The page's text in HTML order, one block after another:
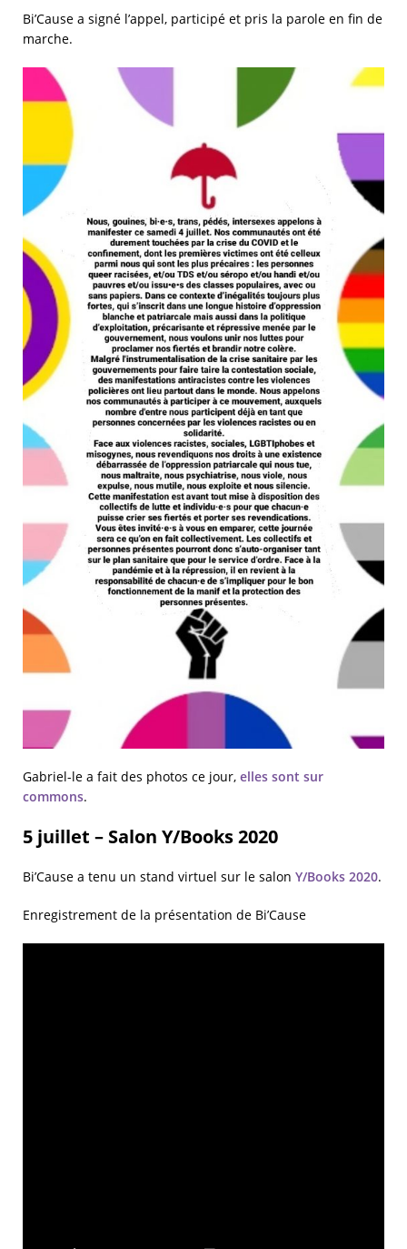
Bi’Cause a signé l’appel, participé et pris la parole en fin de
marche.
Gabriel-le a fait des photos ce jour, elles sont sur
commons.
5 juillet – Salon Y/Books 2020
Bi’Cause a tenu un stand virtuel sur le salon Y/Books 2020.
Enregistrement de la présentation de Bi’Cause